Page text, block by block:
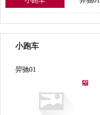
小跑车
羿驰01